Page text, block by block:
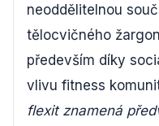
neoddělitelnou
tělocvičného
především díky
vlivu fitness
flexit znamená